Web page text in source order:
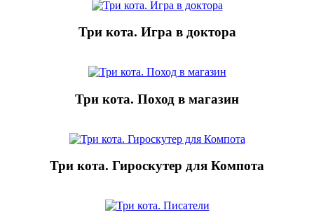
Три кота. Игра в доктора
Три кота. Поход в магазин
Три кота. Гироскутер для Компота